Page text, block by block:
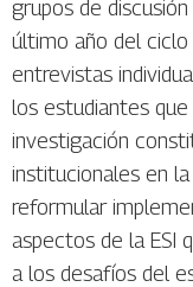
grupos de
último año del ciclo
entrevistas
los estudiantes
investigación
institucionales en
reformular
aspectos de la ESI
a los desafíos del